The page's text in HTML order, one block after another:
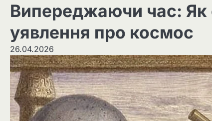
Випереджаючи час: Як
уявлення про космос
26.04.2026